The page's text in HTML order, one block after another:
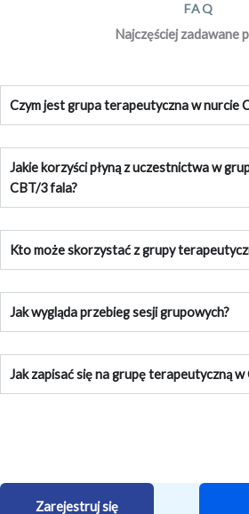
FAQ
Najczęściej zadawane
Czym jest grupa terapeutyczna w nurcie
Jakie korzyści płyną z uczestnictwa w
CBT/3 fala?
Kto może skorzystać z grupy
Jak wygląda przebieg sesji grupowych?
Jak zapisać się na grupę terapeutyczną w
Zarejestruj się